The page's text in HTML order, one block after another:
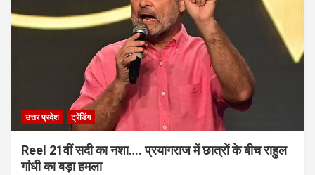
उत्तर प्रदेश ट्रेंडिंग
Reel 21वीं सदी का नशा…. प्रयागराज में छात्रों के बीच राहुल
गांधी का बड़ा हमला